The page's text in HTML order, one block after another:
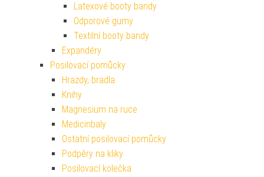
Latexové booty bandy
Odporové gumy
Textilní booty bandy
Expandéry
Posilovací pomůcky
Hrazdy, bradla
Knihy
Magnesium na ruce
Medicinbaly
Ostatní posilovací pomůcky
Podpěry na kliky
Posilovací kolečka